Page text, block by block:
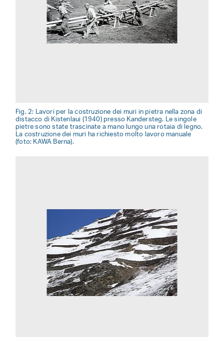
Fig. 2: Lavori per la costruzione dei muri in pietra nella zona di
distacco di Kistenlaui (1940) presso Kandersteg. Le singole
pietre sono state trascinate a mano lungo una rotaia di legno.
La costruzione dei muri ha richiesto molto lavoro manuale
(foto: KAWA Berna).